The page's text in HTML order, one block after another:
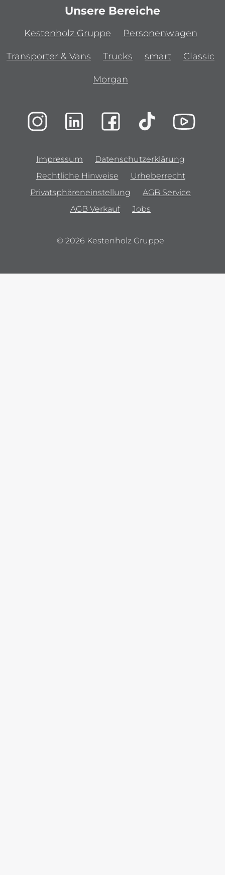
Unsere Bereiche
Kestenholz Gruppe Personenwagen
Transporter & Vans Trucks smart Classic
Morgan
Impressum
Datenschutzerklärung
Rechtliche Hinweise
Urheberrecht
Privatsphäreneinstellung
AGB Service
AGB Verkauf
Jobs
© 2026 Kestenholz Gruppe